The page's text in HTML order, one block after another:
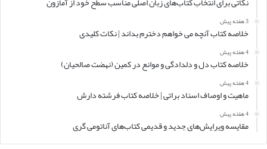
3 هفته پیش
خلاصه کتاب آنچه می خواهم دخترم بداند | نکات کلیدی
4 هفته پیش
خلاصه کتاب دل و دلدادگی و موانع در کمین (نهضت صالحیان)
4 هفته پیش
ماهیت و اوصاف اسناد براتی | خلاصه کتاب فرشته دارش
4 هفته پیش
مقایسه ویرایش‌های جدید و قدیمی کتاب‌های آناتومی گری